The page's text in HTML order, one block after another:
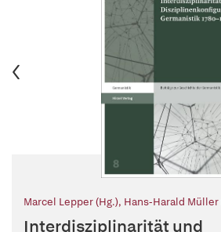
Marcel Lepper (Hg.), Hans-Harald Müller
Interdisziplinarität und